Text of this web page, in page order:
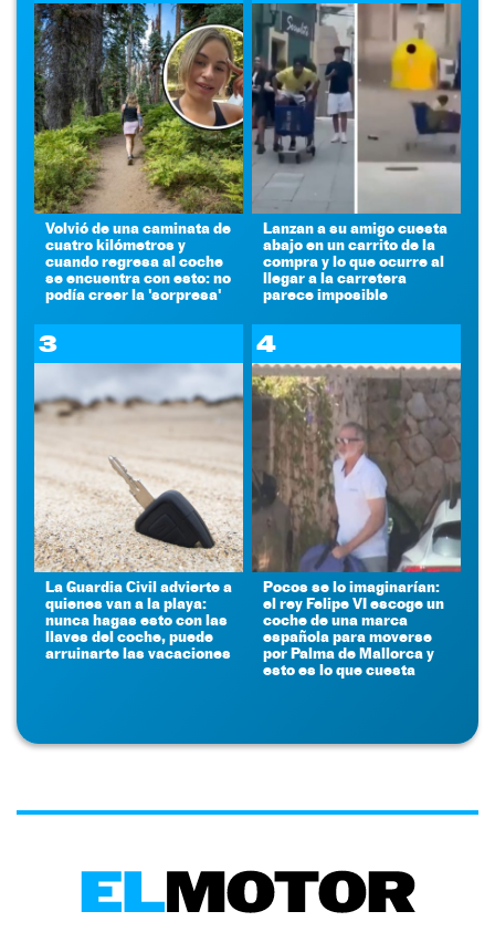
Volvió de una caminata de
cuatro kilómetros y
cuando regresa al coche
se encuentra con esto: no
podía creer la 'sorpresa'
Lanzan a su amigo cuesta
abajo en un carrito de la
compra y lo que ocurre al
llegar a la carretera
parece imposible
3
La Guardia Civil advierte a
quienes van a la playa:
nunca hagas esto con las
llaves del coche, puede
arruinarte las vacaciones
4
Pocos se lo imaginarían:
el rey Felipe VI escoge un
coche de una marca
española para moverse
por Palma de Mallorca y
esto es lo que cuesta